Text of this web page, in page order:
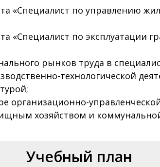
«Специалист по управлению
«Специалист по эксплуатации
рынков труда в
технологической
организационно-
хозяйством и
Учебный план